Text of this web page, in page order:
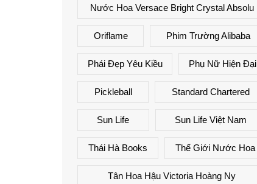
Nước Hoa Versace Bright Crystal Absolu
Oriflame Phim Trường Alibaba
Phái Đẹp Yêu Kiều Phụ Nữ Hiện Đại
Pickleball Standard Chartered
Sun Life Sun Life Việt Nam
Thái Hà Books Thế Giới Nước Hoa
Tân Hoa Hậu Victoria Hoàng Ny